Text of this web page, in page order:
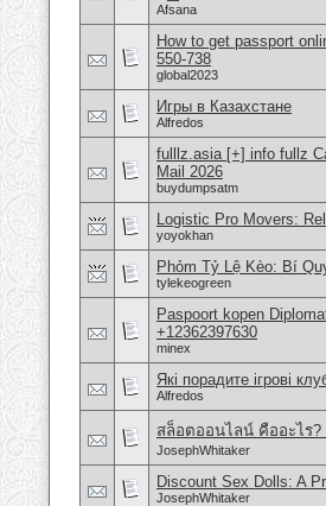
Afsana
How to get passport
550-738
global2023
Игры в Казахстане
Alfredos
fulllz.asia [+] info fullz
Mail 2026
buydumpsatm
Logistic Pro Movers:
yoyokhan
Phỏm Tỷ Lệ Kèo: Bí
tylekeogreen
Paspoort kopen
+12362397630
minex
Які порадите ігрові
Alfredos
สล็อตออนไลน์ คืออะไร?
JosephWhitaker
Discount Sex Dolls: A
JosephWhitaker